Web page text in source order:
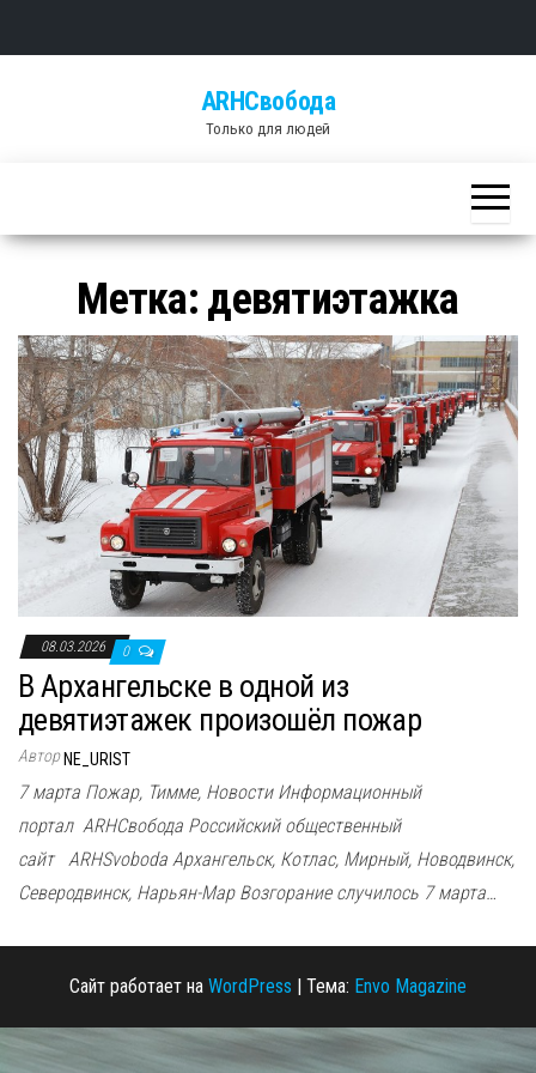
ARHСвобода
Только для людей
Метка: девятиэтажка
08.03.2026 0
В Архангельске в одной из
девятиэтажек произошёл пожар
Автор NE_URIST
7 марта Пожар, Тимме, Новости Информационный
портал ARHСвобода Российский общественный
сайт ARHSvoboda Архангельск, Котлас, Мирный, Новодвинск,
Северодвинск, Нарьян-Мар Возгорание случилось 7 марта…
Сайт работает на WordPress | Тема: Envo Magazine